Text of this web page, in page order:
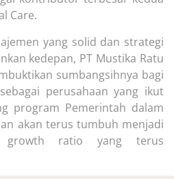
Care.
yang solid dan strategi
kedepan, PT Mustika Ratu
sumbangsihnya bagi
perusahaan yang ikut
program Pemerintah dalam
akan terus tumbuh menjadi
growth ratio yang terus